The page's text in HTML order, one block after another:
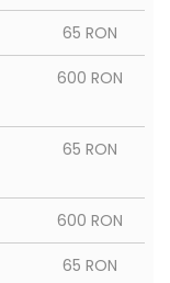
65 RON
600 RON
65 RON
600 RON
65 RON